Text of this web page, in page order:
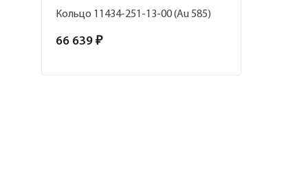
Кольцо 11434-251-13-00 (Au 585)
66 639 ₽